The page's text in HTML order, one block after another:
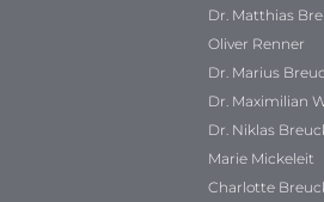
Dr. Matthias
Oliver Renner
Dr. Marius
Dr. Maximilian
Dr. Niklas
Marie Mickeleit
Charlotte